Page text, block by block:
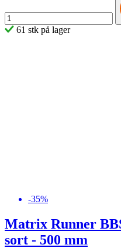
61 stk på lager
-35%
Matrix Runner
sort - 500 mm